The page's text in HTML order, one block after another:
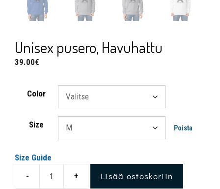
Unisex pusero, Havuhattu
39.00€
Color
Size Poista
Size Guide
-
+ Lisää ostoskoriin